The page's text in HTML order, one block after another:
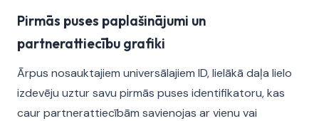
Pirmās puses paplašinājumi un
partnerattiecību grafiki
Ārpus nosauktajiem universālajiem ID, lielākā daļa lielo
izdevēju uztur savu pirmās puses identifikatoru, kas
caur partnerattiecībām savienojas ar vienu vai